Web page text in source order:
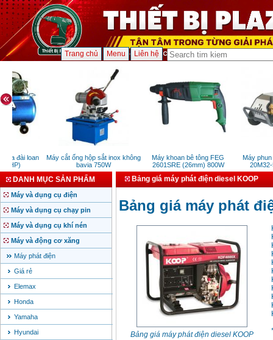
Trang chủ Menu Liên hệ
đài loan
Máy cắt ống hộp sắt inox không
bavia 750W
Máy khoan bê tông FEG
2601SRE (26mm) 800W
Máy phun
20M32-
DANH MỤC SẢN PHẨM
Máy và dụng cụ điện
Máy và dụng cụ chạy pin
Máy và dụng cụ khí nén
Máy và động cơ xăng
Máy phát điện
Giá rẻ
Elemax
Honda
Yamaha
Hyundai
Bảng giá máy phát điện diesel KOOP
Bảng giá máy phát
Bảng giá máy phát điện diesel KOOP